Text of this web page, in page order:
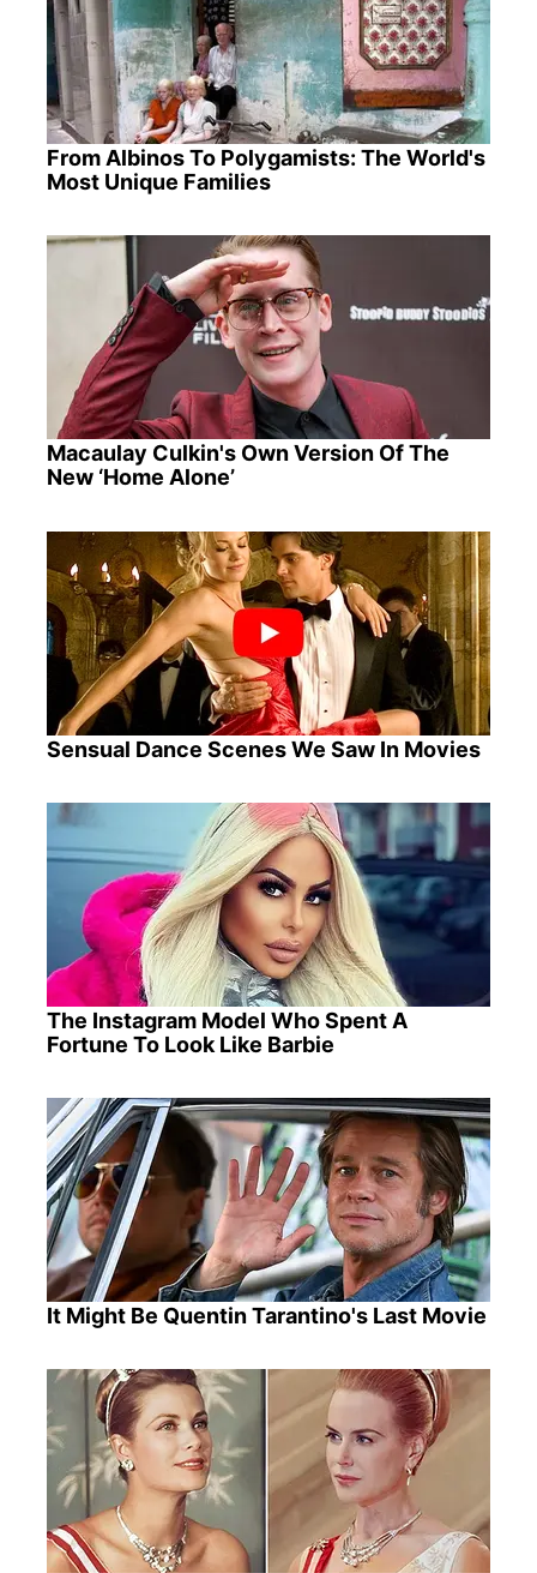
From Albinos To Polygamists: The World's
Most Unique Families
Macaulay Culkin's Own Version Of The
New ‘Home Alone’
Sensual Dance Scenes We Saw In Movies
The Instagram Model Who Spent A
Fortune To Look Like Barbie
It Might Be Quentin Tarantino's Last Movie